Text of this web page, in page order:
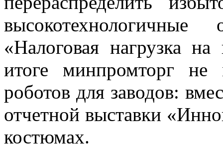
«Налоговая нагрузка
итоге минпромторг
роботов для заводов:
отчетной выставки
костюмах.